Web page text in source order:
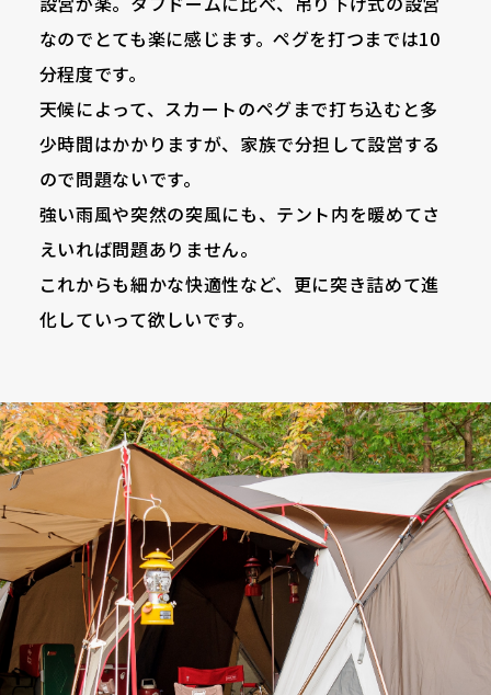
なのでとても楽に感じます。ペグを打つまでは10
分程度です。
天候によって、スカートのペグまで打ち込むと多
少時間はかかりますが、家族で分担して設営する
ので問題ないです。
強い雨風や突然の突風にも、テント内を暖めてさ
えいれば問題ありません。
これからも細かな快適性など、更に突き詰めて進
化していって欲しいです。